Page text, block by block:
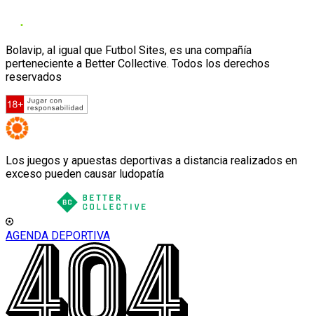
Bolavip, al igual que Futbol Sites, es una compañía
perteneciente a Better Collective. Todos los derechos
reservados
Los juegos y apuestas deportivas a distancia realizados en
exceso pueden causar ludopatía
AGENDA DEPORTIVA